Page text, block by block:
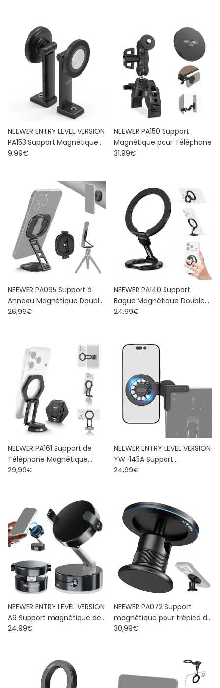
NEEWER ENTRY LEVEL VERSION
PA153 Support Magnétique
pour Téléphone
Prix habituel
9,99€
NEEWER PA150 Support
Magnétique pour Téléphone
Prix habituel
31,99€
NEEWER PA095 Support à
Anneau Magnétique Double
pour Téléphone
Prix habituel
26,99€
NEEWER PA140 Support
Bague Magnétique Double
Face pour Téléphone
Prix habituel
24,99€
NEEWER PA161 Support de
Téléphone Magnétique
Double
Prix habituel
29,99€
NEEWER ENTRY LEVEL VERSION
YW-145A Support
Magnétique de Téléphone
Prix habituel
24,99€
NEEWER ENTRY LEVEL VERSION
A9 Support magnétique de
téléphone Portable
Prix habituel
24,99€
NEEWER PA072 Support
magnétique pour trépied de
téléphone
Prix habituel
30,99€